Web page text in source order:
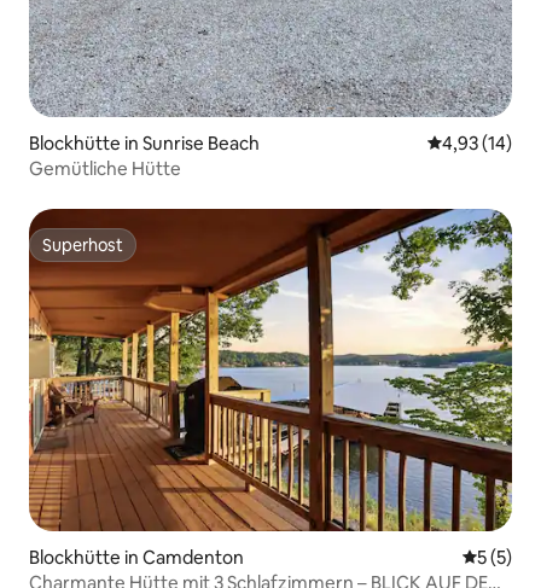
Blockhütte in Sunrise Beach
4,93 (14)
Gemütliche Hütte
Superhost
Superhost
Blockhütte in Camdenton
5 (5)
Charmante Hütte mit 3 Schlafzimmern – BLICK AUF DEN